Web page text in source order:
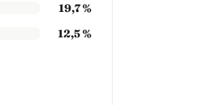
19,7 %
12,5 %